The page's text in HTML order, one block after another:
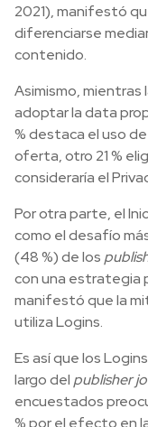
2021), manifestó
diferenciarse
contenido.
Asimismo, mientras
adoptar la data
% destaca el uso de
oferta, otro 21 %
consideraría el
Por otra parte, el
como el desafío
(48 %) de los
con una estrategia
manifestó que la
utiliza Logins.
Es así que los
largo del publisher
encuestados
% por el efecto en